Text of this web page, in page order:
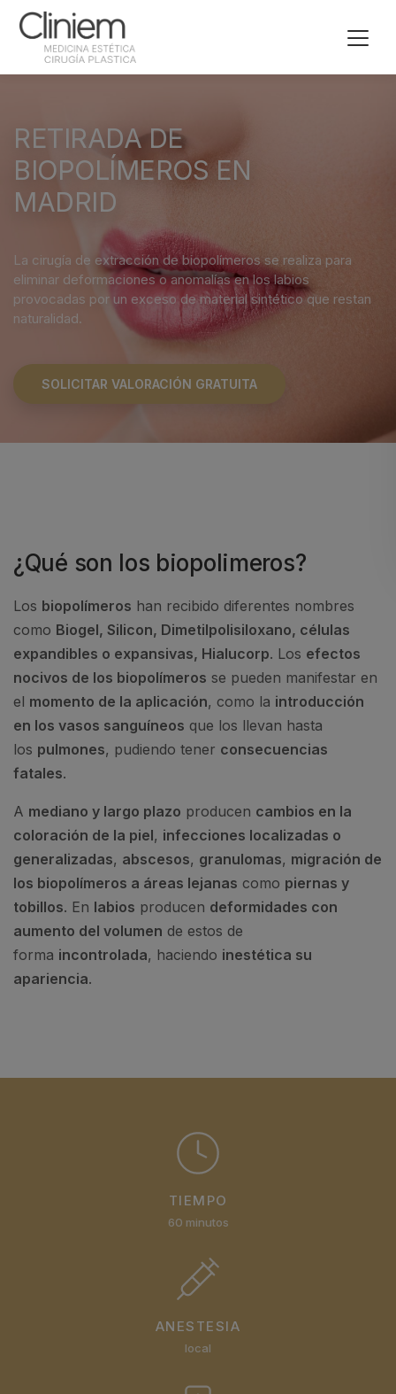
RETIRADA DE
BIOPOLÍMEROS EN
MADRID
La cirugía de extracción de biopolímeros se realiza para
eliminar deformaciones o anomalías en los labios
provocadas por un exceso de material sintético que restan
naturalidad.
SOLICITAR VALORACIÓN GRATUITA
¿Qué son los biopolimeros?
Los biopolímeros han recibido diferentes nombres
como Biogel, Silicon, Dimetilpolisiloxano, células
expandibles o expansivas, Hialucorp. Los efectos
nocivos de los biopolímeros se pueden manifestar en
el momento de la aplicación, como la introducción
en los vasos sanguíneos que los llevan hasta
los pulmones, pudiendo tener consecuencias
fatales.
A mediano y largo plazo producen cambios en la
coloración de la piel, infecciones localizadas o
generalizadas, abscesos, granulomas, migración de
los biopolímeros a áreas lejanas como piernas y
tobillos. En labios producen deformidades con
aumento del volumen de estos de
forma incontrolada, haciendo inestética su
apariencia.
TIEMPO
60 minutos
ANESTESIA
local